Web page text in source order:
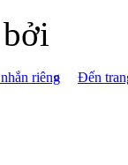
riêng Đến